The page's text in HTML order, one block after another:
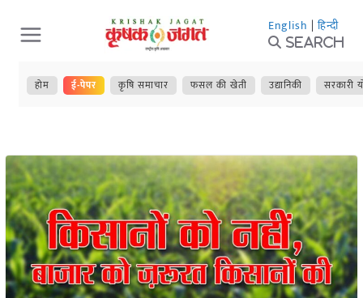
Skip
to
content
English | हिन्दी
Search
होम ई-पेपर कृषि समाचार फसल की खेती उद्यानिकी सरकारी